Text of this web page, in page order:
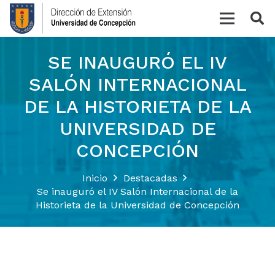
SE INAUGURÓ EL IV
SALÓN INTERNACIONAL
DE LA HISTORIETA DE LA
UNIVERSIDAD DE
CONCEPCIÓN
Inicio
Destacadas
Se inauguró el IV Salón Internacional de la
Historieta de la Universidad de Concepción